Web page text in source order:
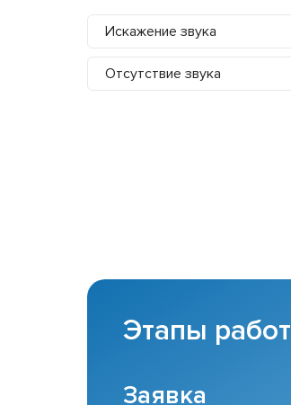
Искажение звука
Отсутствие звука
Этапы работ
Заявка